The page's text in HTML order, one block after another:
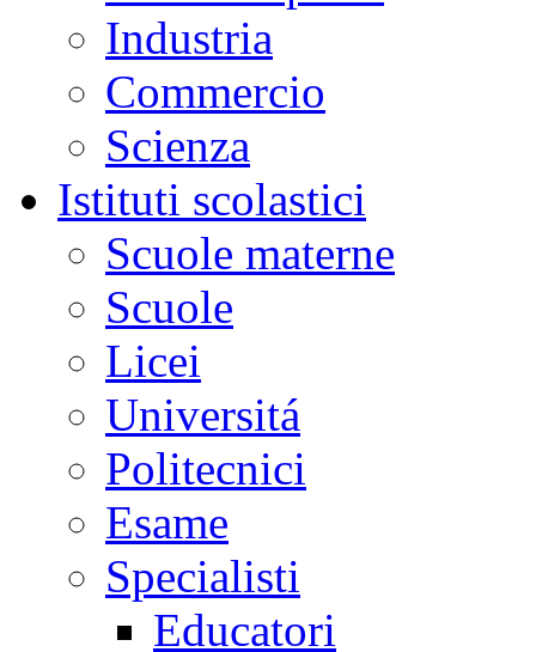
Industria
Commercio
Scienza
Istituti scolastici
Scuole materne
Scuole
Licei
Universitá
Politecnici
Esame
Specialisti
Educatori